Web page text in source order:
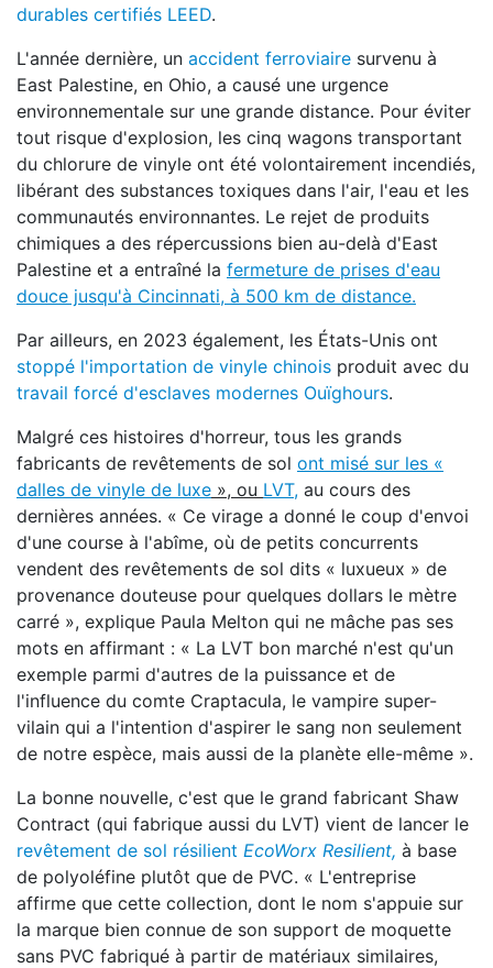
durables certifiés LEED.
L'année dernière, un accident ferroviaire survenu à
East Palestine, en Ohio, a causé une urgence
environnementale sur une grande distance. Pour éviter
tout risque d'explosion, les cinq wagons transportant
du chlorure de vinyle ont été volontairement incendiés,
libérant des substances toxiques dans l'air, l'eau et les
communautés environnantes. Le rejet de produits
chimiques a des répercussions bien au-delà d'East
Palestine et a entraîné la fermeture de prises d'eau
douce jusqu'à Cincinnati, à 500 km de distance.
Par ailleurs, en 2023 également, les États-Unis ont
stoppé l'importation de vinyle chinois produit avec du
travail forcé d'esclaves modernes Ouïghours.
Malgré ces histoires d'horreur, tous les grands
fabricants de revêtements de sol ont misé sur les «
dalles de vinyle de luxe », ou LVT, au cours des
dernières années. « Ce virage a donné le coup d'envoi
d'une course à l'abîme, où de petits concurrents
vendent des revêtements de sol dits « luxueux » de
provenance douteuse pour quelques dollars le mètre
carré », explique Paula Melton qui ne mâche pas ses
mots en affirmant : « La LVT bon marché n'est qu'un
exemple parmi d'autres de la puissance et de
l'influence du comte Craptacula, le vampire super-
vilain qui a l'intention d'aspirer le sang non seulement
de notre espèce, mais aussi de la planète elle-même ».
La bonne nouvelle, c'est que le grand fabricant Shaw
Contract (qui fabrique aussi du LVT) vient de lancer le
revêtement de sol résilient EcoWorx Resilient, à base
de polyoléfine plutôt que de PVC. « L'entreprise
affirme que cette collection, dont le nom s'appuie sur
la marque bien connue de son support de moquette
sans PVC fabriqué à partir de matériaux similaires,